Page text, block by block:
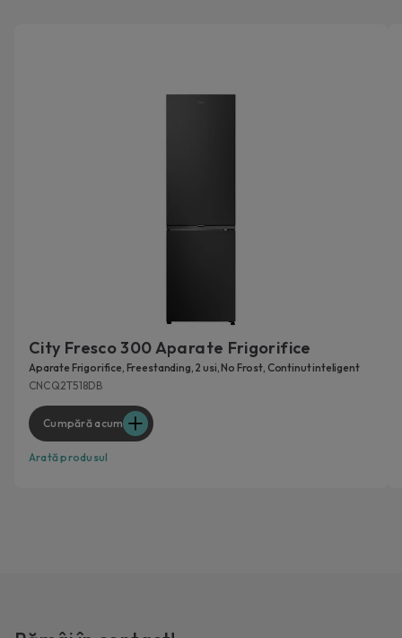
City Fresco 300 Aparate Frigorifice
Aparate Frigorifice, Freestanding, 2 usi, No Frost, Continut inteligent
CNCQ2T518DB
Cumpără acum
Arată produsul